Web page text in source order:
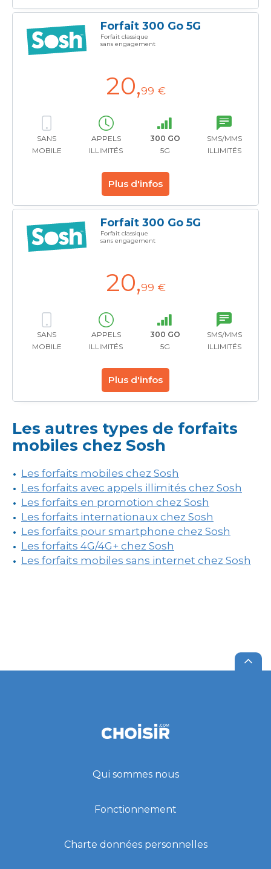
Forfait 300 Go 5G
Forfait classique
sans engagement
20,99 €
SANS
MOBILE
APPELS
ILLIMITÉS
300 GO
5G
SMS/MMS
ILLIMITÉS
Plus d'infos
Forfait 300 Go 5G
Forfait classique
sans engagement
20,99 €
SANS
MOBILE
APPELS
ILLIMITÉS
300 GO
5G
SMS/MMS
ILLIMITÉS
Plus d'infos
Les autres types de forfaits
mobiles chez Sosh
Les forfaits mobiles chez Sosh
Les forfaits avec appels illimités chez Sosh
Les forfaits en promotion chez Sosh
Les forfaits internationaux chez Sosh
Les forfaits pour smartphone chez Sosh
Les forfaits 4G/4G+ chez Sosh
Les forfaits mobiles sans internet chez Sosh
Qui sommes nous
Fonctionnement
Charte données personnelles